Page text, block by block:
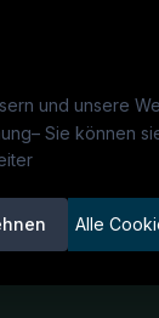
und unsere
– Sie können
Alle